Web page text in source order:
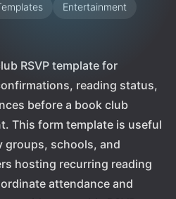
Entertainment
RSVP template for
reading status,
before a book club
This form template is useful
groups, schools, and
hosting recurring reading
attendance and